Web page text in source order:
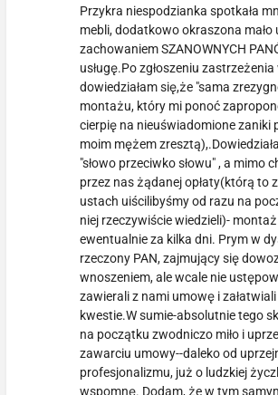
Przykra niespodzianka spotkała
mebli, dodatkowo okraszona mało
zachowaniem SZANOWNYCH
usługę.Po zgłoszeniu
dowiedziałam się,że "sama
montażu, który mi ponoć
cierpię na nieuświadomione zaniki
moim mężem
"słowo przeciwko słowu" , a mimo
przez nas żądanej opłaty(którą to
ustach uiścilibyśmy od razu na
niej rzeczywiście wiedzieli)-
ewentualnie za kilka dni. Prym w
rzeczony PAN, zajmujący się
wnoszeniem, ale wcale nie
zawierali z nami umowę i załatwiali
kwestie.W sumie-absolutnie tego
na początku zwodniczo miło i
zawarciu umowy--daleko od
profesjonalizmu, już o ludzkiej
wspomnę. Dodam, że w tym